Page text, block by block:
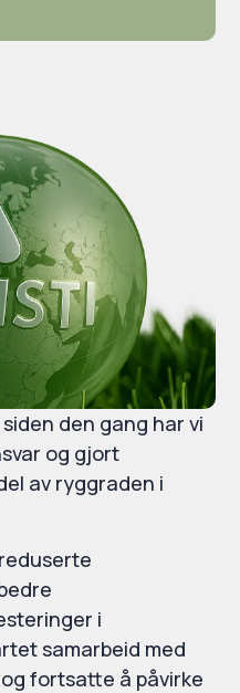
den gang har vi
og gjort
av ryggraden i
i
samarbeid med
fortsatte å påvirke